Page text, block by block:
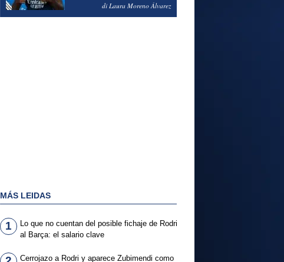
di Laura Moreno Álvarez
MÁS LEIDAS
1
Lo que no cuentan del posible fichaje de Rodri
al Barça: el salario clave
Cerrojazo a Rodri y aparece Zubimendi como